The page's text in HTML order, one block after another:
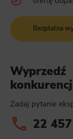
effectiveness of actions taken and
Marketing
user, providing him or her with the
Bezpłatna
Wyprzedź
Zadaj pytanie
22